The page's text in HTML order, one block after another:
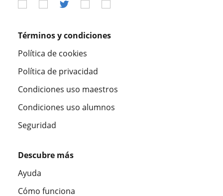
Términos y condiciones
Política de cookies
Política de privacidad
Condiciones uso maestros
Condiciones uso alumnos
Seguridad
Descubre más
Ayuda
Cómo funciona